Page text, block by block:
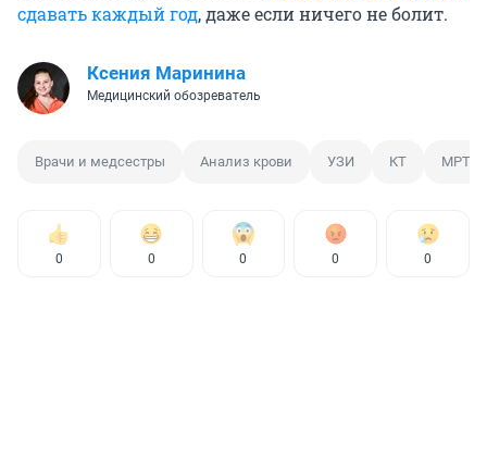
сдавать каждый год, даже если ничего не болит.
Ксения Маринина
Медицинский обозреватель
Врачи и медсестры Анализ крови УЗИ КТ МРТ
0 0 0 0 0